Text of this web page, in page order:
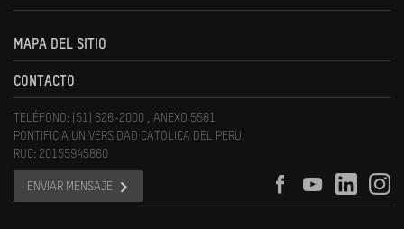
MAPA DEL SITIO
CONTACTO
TELÉFONO: (51) 626-2000 , ANEXO 5581
PONTIFICIA UNIVERSIDAD CATOLICA DEL PERU
RUC: 20155945860
ENVIAR MENSAJE